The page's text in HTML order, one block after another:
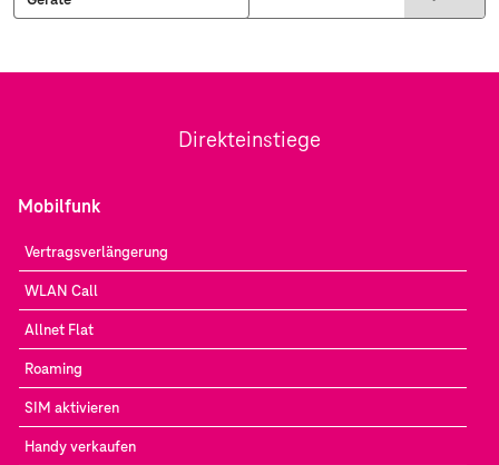
Direkteinstiege
Mobilfunk
Vertragsverlängerung
WLAN Call
Allnet Flat
Roaming
SIM aktivieren
Handy verkaufen